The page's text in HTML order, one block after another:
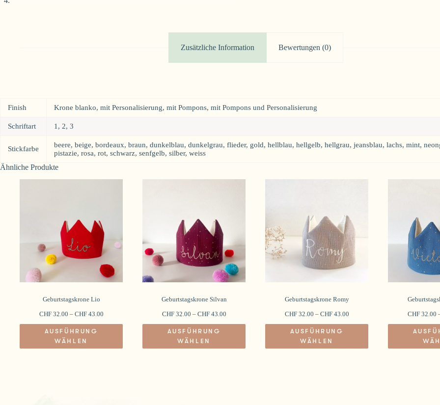
Zusätzliche Information Bewertungen (0)
Finish Krone blanko, mit Personalisierung, mit Pompons, mit Pompons und Personalisierung
Schriftart 1, 2, 3
Stickfarbe
beere, beige, bordeaux, braun, dunkelblau, dunkelgrau, flieder, gold, hellblau, hellgelb, hellgrau, jeansblau, lachs, mint,
pistazie, rosa, rot, schwarz, senfgelb, silber, weiss
Ähnliche Produkte
Geburtstagskrone Lio
CHF32.00 – CHF43.00
AUSFÜHRUNG
WÄHLEN
Dieses
Produkt
weist
Geburtstagskrone Silvan
CHF32.00 – CHF43.00
AUSFÜHRUNG
WÄHLEN
Dieses
Produkt
weist
Geburtstagskrone Romy
CHF32.00 – CHF43.00
AUSFÜHRUNG
WÄHLEN
Dieses
Produkt
weist
CHF32.00